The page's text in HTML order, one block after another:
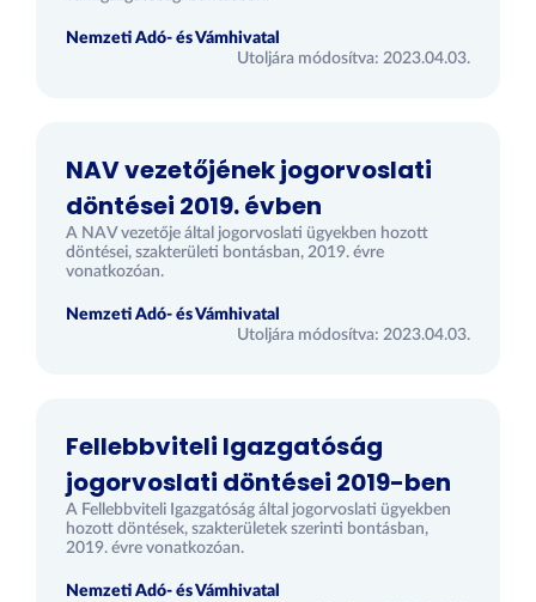
Nemzeti Adó- és Vámhivatal
Utoljára módosítva: 2023.04.03.
NAV vezetőjének jogorvoslati
döntései 2019. évben
A NAV vezetője által jogorvoslati ügyekben hozott
döntései, szakterületi bontásban, 2019. évre
vonatkozóan.
Nemzeti Adó- és Vámhivatal
Utoljára módosítva: 2023.04.03.
Fellebbviteli Igazgatóság
jogorvoslati döntései 2019-ben
A Fellebbviteli Igazgatóság által jogorvoslati ügyekben
hozott döntések, szakterületek szerinti bontásban,
2019. évre vonatkozóan.
Nemzeti Adó- és Vámhivatal